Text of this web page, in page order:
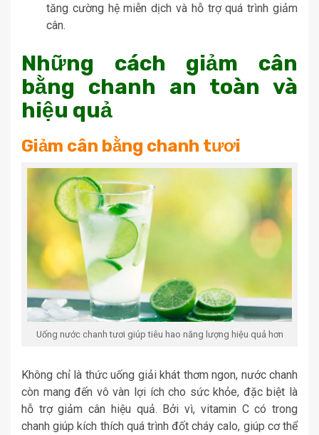
tăng cường hệ miễn dịch và hỗ trợ quá trình giảm
cân.
Những cách giảm cân
bằng chanh an toàn và
hiệu quả
Giảm cân bằng chanh tươi
Uống nước chanh tươi giúp tiêu hao năng lượng hiệu quả hơn
Không chỉ là thức uống giải khát thơm ngon, nước chanh
còn mang đến vô vàn lợi ích cho sức khỏe, đặc biệt là
hỗ trợ giảm cân hiệu quả. Bởi vì, vitamin C có trong
chanh giúp kích thích quá trình đốt cháy calo, giúp cơ thể